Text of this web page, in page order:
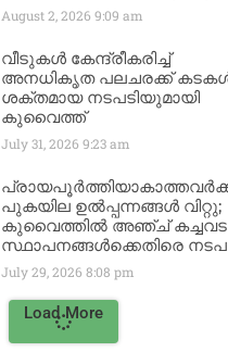
August 2, 2026 9:09 am
വീടുകൾ കേന്ദ്രീകരിച്ച്
അനധികൃത പലചരക്ക്
ശക്തമായ നടപടിയുമായി
കുവൈത്ത്
July 31, 2026 9:23 am
പുകയില ഉൽപ്പന്നങ്ങൾ വിറ്റു;
കുവൈത്തിൽ അഞ്ച് കച്ചവട
സ്ഥാപനങ്ങൾക്കെതിരെ
July 29, 2026 8:08 pm
Load More